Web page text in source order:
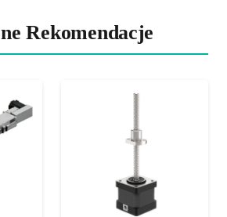
Rekomendacje